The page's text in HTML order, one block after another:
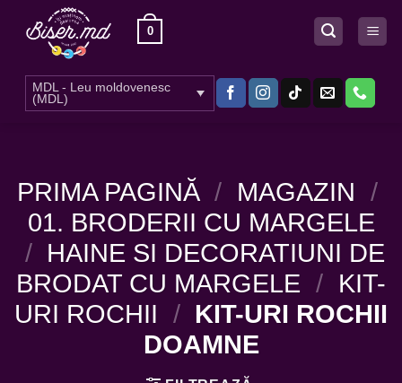
0
MDL - Leu moldovenesc
(MDL)
PRIMA PAGINĂ / MAGAZIN /
01. BRODERII CU MARGELE
/ HAINE SI DECORATIUNI DE
BRODAT CU MARGELE / KIT-
URI ROCHII / KIT-URI ROCHII
DOAMNE